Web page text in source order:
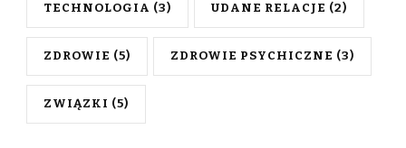
TECHNOLOGIA (3) UDANE RELACJE (2)
ZDROWIE (5) ZDROWIE PSYCHICZNE (3)
ZWIĄZKI (5)